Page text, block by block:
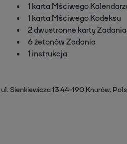
1 karta Mściwego
1 karta Mściwego Kodeksu
2 dwustronne karty Zadania
6 żetonów Zadania
1 instrukcja
ul. Sienkiewicza 1344-190 Knurów,